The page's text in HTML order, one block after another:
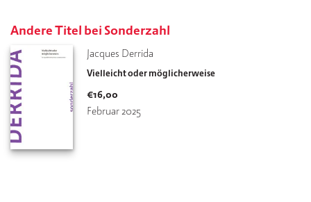
Andere Titel bei Sonderzahl
Jacques Derrida
Vielleicht oder möglicherweise
€16,00
Februar 2025